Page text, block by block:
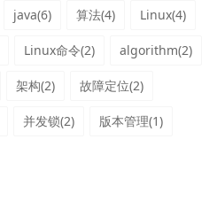
java(6) 算法(4) Linux(4)
Linux命令(2) algorithm(2)
架构(2) 故障定位(2)
并发锁(2) 版本管理(1)